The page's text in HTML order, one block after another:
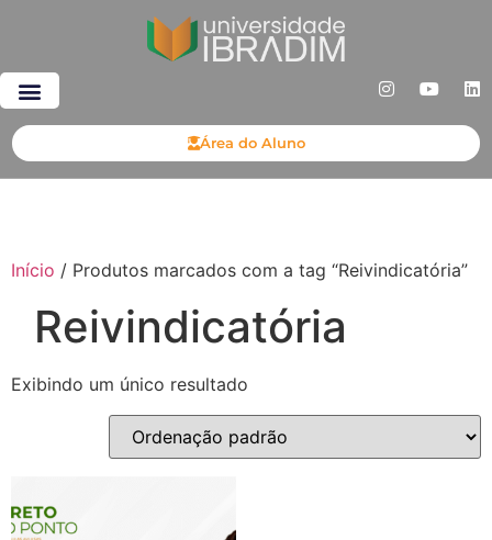
Área do Aluno
Início / Produtos marcados com a tag “Reivindicatória”
Reivindicatória
Exibindo um único resultado